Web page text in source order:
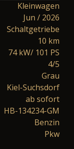
Kleinwagen
Jun / 2026
Schaltgetriebe
10 km
74 kW/ 101 PS
4/5
Grau
Kiel-Suchsdorf
ab sofort
HB-134234-GM
Benzin
Pkw